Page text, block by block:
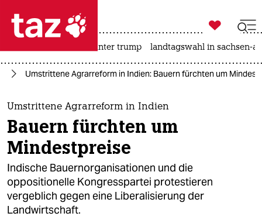
 taz zahl ich
taz zahl ich
themen
politik
öko
gesellschaft
kultur

taz zahl ich
usa unter trump landtagswahl in sachsen-
Umstrittene Agrarreform in Indien: Bauern fürchten um
Umstrittene Agrarreform in Indien
Bauern fürchten um
Mindestpreise
Indische Bauernorganisationen und die
oppositionelle Kongresspartei protestieren
vergeblich gegen eine Liberalisierung der
Landwirtschaft.